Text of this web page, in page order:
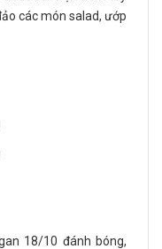
các món salad, ướp
18/10 đánh bóng,